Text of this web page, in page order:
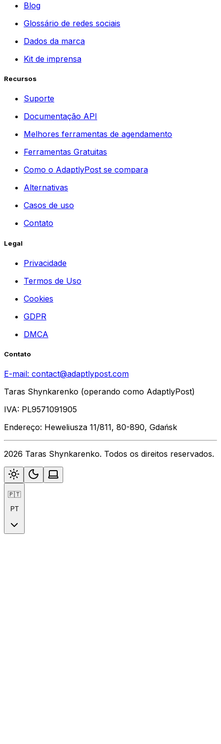
Blog
Glossário de redes sociais
Dados da marca
Kit de imprensa
Recursos
Suporte
Documentação API
Melhores ferramentas de agendamento
Ferramentas Gratuitas
Como o AdaptlyPost se compara
Alternativas
Casos de uso
Contato
Legal
Privacidade
Termos de Uso
Cookies
GDPR
DMCA
Contato
E-mail: contact@adaptlypost.com
Taras Shynkarenko (operando como AdaptlyPost)
IVA: PL9571091905
Endereço: Heweliusza 11/811, 80-890, Gdańsk
2026 Taras Shynkarenko. Todos os direitos reservados.
🇵🇹
PT